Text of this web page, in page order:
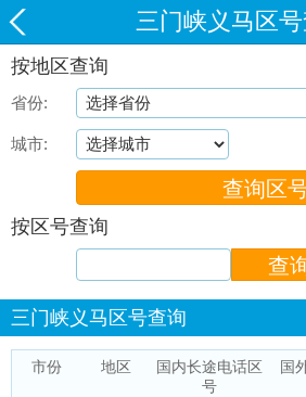
三门峡义马区
按地区查询
省份:
城市:
按区号查询
三门峡义马区号查询
市份 地区
国内长途电话区
号
国